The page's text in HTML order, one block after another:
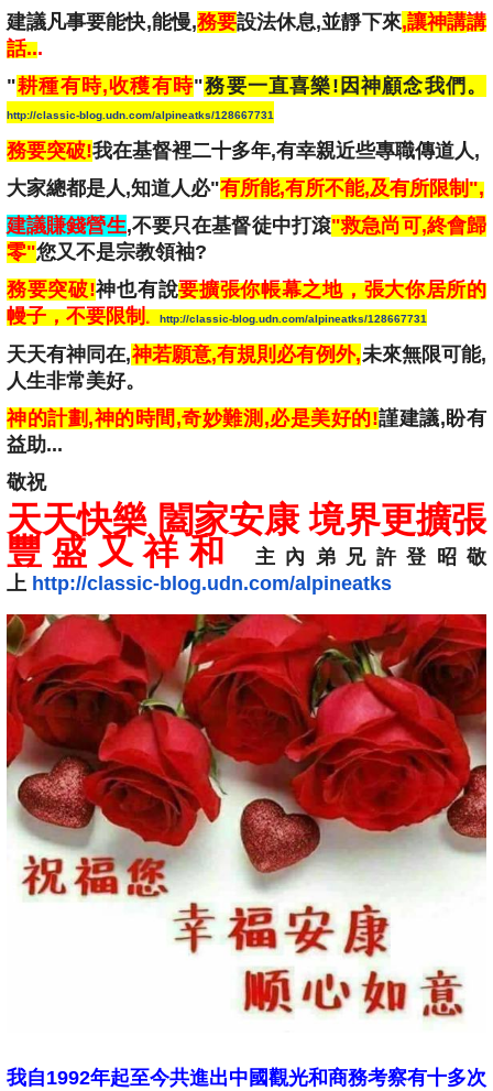
建議凡事要能快,能慢,務要設法休息,並靜下來,讓神講講
話...
"耕種有時,收穫有時"務要一直喜樂!因神顧念我們。
http://classic-blog.udn.com/alpineatks/128667731
務要突破!我在基督裡二十多年,有幸親近些專職傳道人,
大家總都是人,知道人必"有所能,有所不能,及有所限制",
建議賺錢營生,不要只在基督徒中打滾"救急尚可,終會歸
零"您又不是宗教領袖?
務要突破!神也有說要擴張你帳幕之地，張大你居所的
幔子，不要限制。 http://classic-blog.udn.com/alpineatks/128667731
天天有神同在,神若願意,有規則必有例外,未來無限可能,
人生非常美好。
神的計劃,神的時間,奇妙難測,必是美好的!謹建議,盼有
益助...
敬祝
天天快樂 闔家安康 境界更擴張
豐盛又祥和
主內弟兄許登昭敬
上 http://classic-blog.udn.com/alpineatks
我自1992年起至今共進出中國觀光和商務考察有十多次